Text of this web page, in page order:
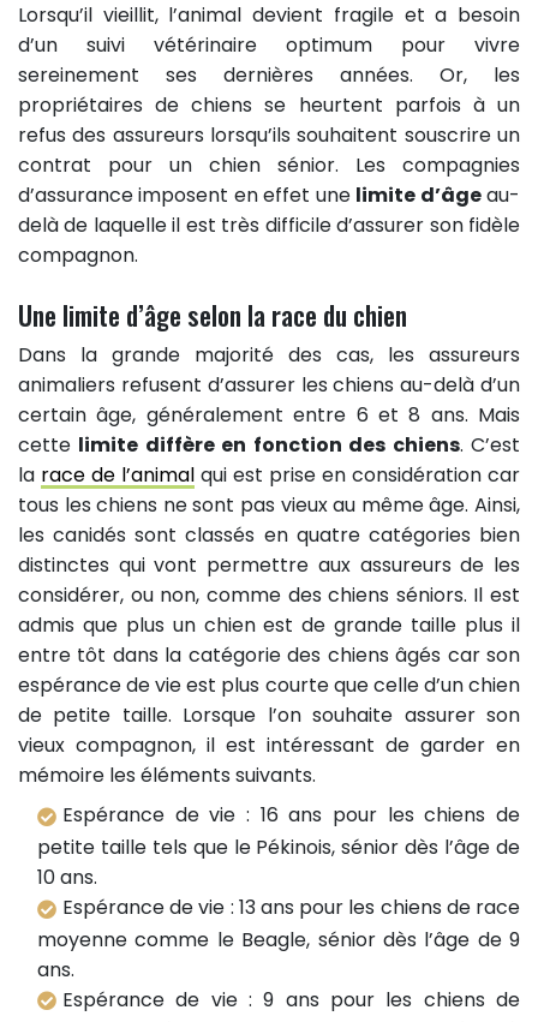
Lorsqu’il vieillit, l’animal devient fragile et a besoin
d’un suivi vétérinaire optimum pour vivre
sereinement ses dernières années. Or, les
propriétaires de chiens se heurtent parfois à un
refus des assureurs lorsqu’ils souhaitent souscrire un
contrat pour un chien sénior. Les compagnies
d’assurance imposent en effet une limite d’âgeau-
delà de laquelle il est très difficile d’assurer son fidèle
compagnon.
Une limite d’âge selon la race du chien
Dans la grande majorité des cas, les assureurs
animaliers refusent d’assurer les chiens au-delà d’un
certain âge, généralement entre 6 et 8 ans. Mais
cette limite diffère en fonction des chiens. C’est
la race de l’animal qui est prise en considération car
tous les chiens ne sont pas vieux au même âge. Ainsi,
les canidés sont classés en quatre catégories bien
distinctes qui vont permettre aux assureurs de les
considérer, ou non, comme des chiens séniors. Il est
admis que plus un chien est de grande taille plus il
entre tôt dans la catégorie des chiens âgés car son
espérance de vie est plus courte que celle d’un chien
de petite taille. Lorsque l’on souhaite assurer son
vieux compagnon, il est intéressant de garder en
mémoire les éléments suivants.
Espérance de vie : 16 ans pour les chiens de
petite taille tels que le Pékinois, sénior dès l’âge de
10 ans.
Espérance de vie : 13 ans pour les chiens de race
moyenne comme le Beagle, sénior dès l’âge de 9
ans.
Espérance de vie : 9 ans pour les chiens de